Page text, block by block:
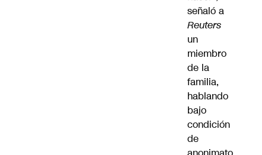
señaló a
Reuters
un
miembro
de la
familia,
hablando
bajo
condición
de